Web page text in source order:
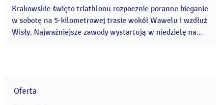
2026
Krakowskie święto triathlonu rozpocznie poranne bieganie
w sobotę na 5-kilometrowej trasie wokół Wawelu i wzdłuż
Wisły. Najważniejsze zawody wystartują w niedzielę na
Oferta